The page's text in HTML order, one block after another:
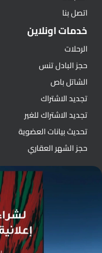
اتصل بنا
خدمات اونلاين
الرحلات
حجز البادل تنس
الشاتل باص
تجديد الاشتراك
تجديد الاشتراك للغير
تحديث بيانات العضوية
حجز الشهر العقاري